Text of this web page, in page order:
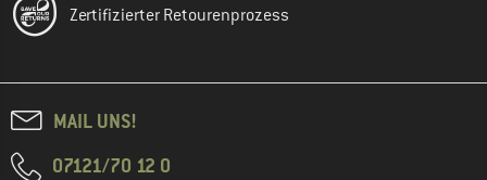
Zertifizierter Retourenprozess
MAIL UNS!
07121/70 12 0